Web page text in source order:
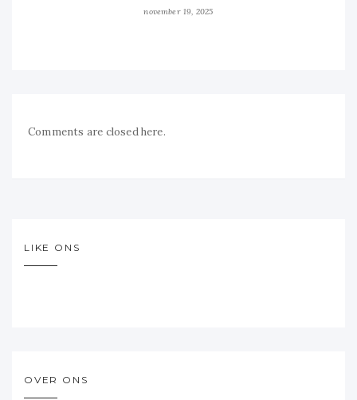
november 19, 2025
Comments are closed here.
LIKE ONS
OVER ONS